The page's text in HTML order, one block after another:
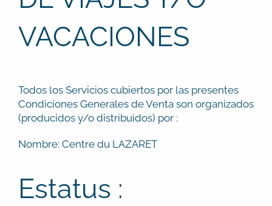
VACACIONES
Todos los Servicios cubiertos por las presentes
Condiciones Generales de Venta son organizados
(producidos y/o distribuidos) por :
Nombre: Centre du LAZARET
Estatus :